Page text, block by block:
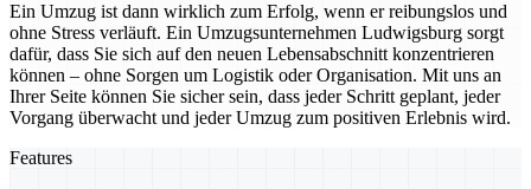
Ein Umzug ist dann wirklich zum Erfolg, wenn er reibungslos und
ohne Stress verläuft. Ein Umzugsunternehmen Ludwigsburg sorgt
dafür, dass Sie sich auf den neuen Lebensabschnitt konzentrieren
können – ohne Sorgen um Logistik oder Organisation. Mit uns an
Ihrer Seite können Sie sicher sein, dass jeder Schritt geplant, jeder
Vorgang überwacht und jeder Umzug zum positiven Erlebnis wird.
Features